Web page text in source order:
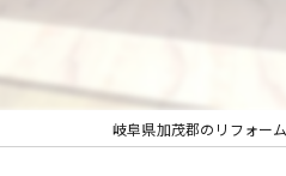
岐阜県加茂郡のリフォー